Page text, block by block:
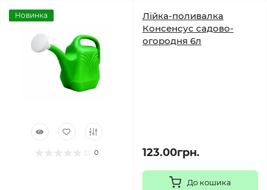
Новинка
0
Лійка-поливалка
Консенсус садово-
огородня 6л
123.00грн.
До кошика